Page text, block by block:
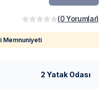
(0 Yorumlar)
Memnuniyeti
2 Yatak Odası